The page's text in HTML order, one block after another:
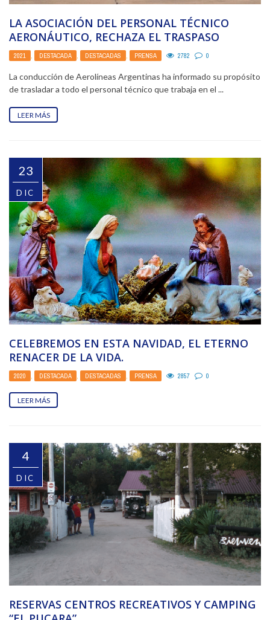
LA ASOCIACIÓN DEL PERSONAL TÉCNICO
AERONÁUTICO, RECHAZA EL TRASPASO
INJUSTIFICADO DEL PERSONAL TÉCNICO DE
RECORRIDA ...
2021 , DESTACADA , DESTACADAS , PRENSA 2782 0
La conducción de Aerolíneas Argentinas ha informado su propósito
de trasladar a todo el personal técnico que trabaja en el ...
LEER MÁS
23
DIC
CELEBREMOS EN ESTA NAVIDAD, EL ETERNO
RENACER DE LA VIDA.
2020 , DESTACADA , DESTACADAS , PRENSA 2857 0
LEER MÁS
4
DIC
RESERVAS CENTROS RECREATIVOS Y CAMPING